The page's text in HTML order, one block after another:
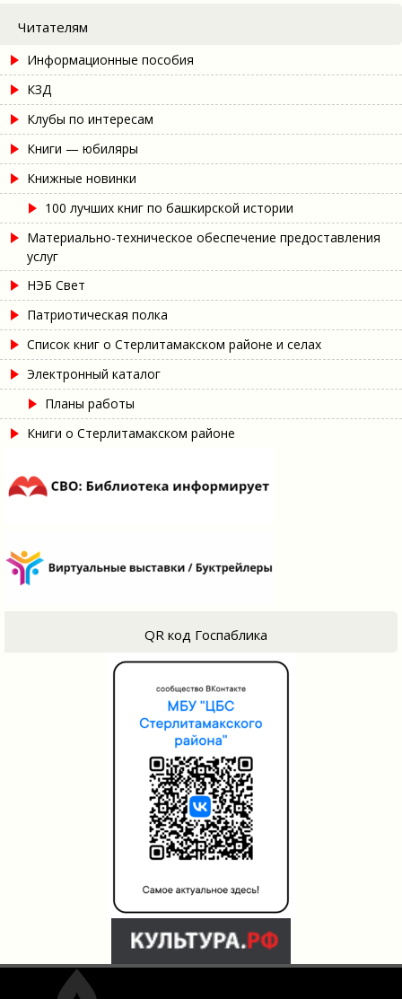
Читателям
Информационные пособия
КЗД
Клубы по интересам
Книги — юбиляры
Книжные новинки
100 лучших книг по башкирской истории
Материально-техническое обеспечение предоставления
услуг
НЭБ Свет
Патриотическая полка
Список книг о Стерлитамакском районе и селах
Электронный каталог
Планы работы
Книги о Стерлитамакском районе
QR код Госпаблика